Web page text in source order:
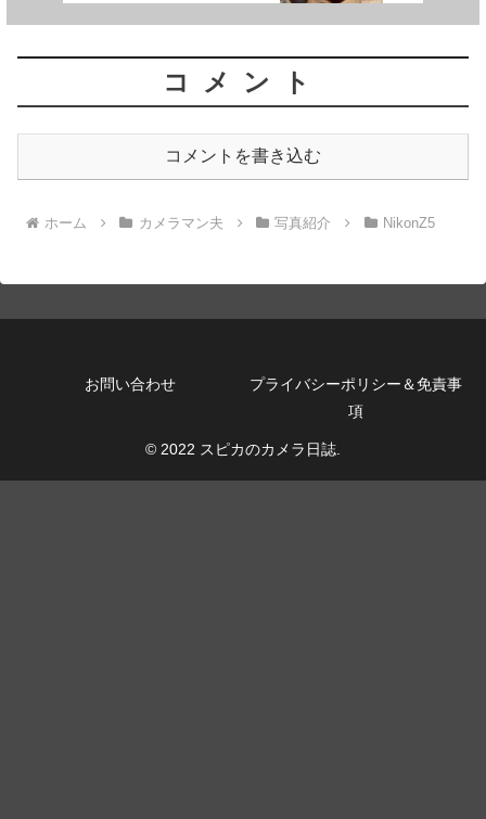
コメント
コメントを書き込む
ホーム カメラマン夫 写真紹介 NikonZ5
お問い合わせ
プライバシーポリシー＆免責事
項
© 2022 スピカのカメラ日誌.